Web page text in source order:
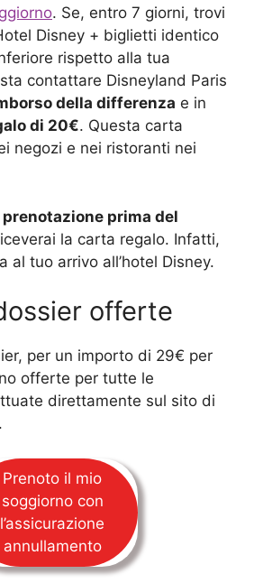
. Se, entro 7 giorni, trovi
Disney + biglietti identico
rispetto alla tua
contattare Disneyland Paris
della differenza e in
di 20€. Questa carta
negozi e nei ristoranti nei
prima del
la carta regalo. Infatti,
al tuo arrivo all’hotel Disney.
offerte
per un importo di 29€ per
offerte per tutte le
direttamente sul sito di
Prenoto il mio
soggiorno con
l’assicurazione
annullamento